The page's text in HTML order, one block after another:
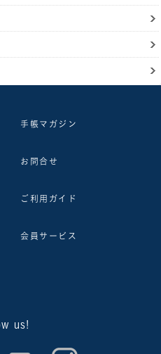
手帳マガジン
お問合せ
ご利用ガイド
会員サービス
us!